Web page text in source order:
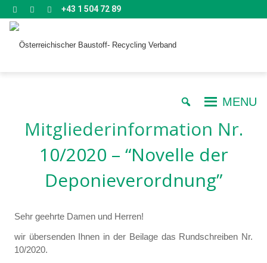
+43 1 504 72 89
MENU
Mitgliederinformation Nr.
10/2020 – “Novelle der
Deponieverordnung”
Sehr geehrte Damen und Herren!
wir übersenden Ihnen in der Beilage das Rundschreiben Nr.
10/2020.